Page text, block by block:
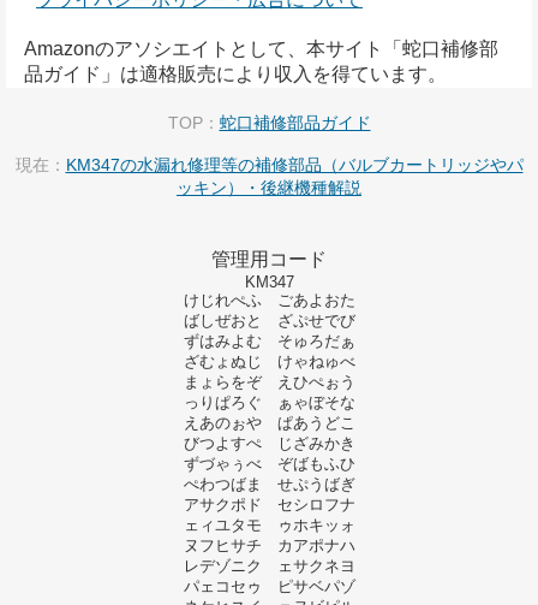
Amazonのアソシエイトとして、本サイト「蛇口補修部
品ガイド」は適格販売により収入を得ています。
TOP： 蛇口補修部品ガイド
現在： KM347の水漏れ修理等の補修部品（バルブカートリッジやパ
ッキン）・後継機種解説
管理用コード
KM347
けじれぺふ ごあよおた
ばしぜおと ざぷせでび
ずはみよむ そゅろだぁ
ざむょぬじ けゃねゅべ
まょらをぞ えひぺぉう
っりぱろぐ ぁゃぼそな
えあのぉや ぱあうどこ
びつよすぺ じざみかき
ずづゃぅべ ぞばもふひ
ぺわつばま せぷうばぎ
アサクポド セシロフナ
ェィユタモ ゥホキッォ
ヌフヒサチ カアポナハ
レデゾニク ェサクネヨ
パェコセゥ ピサベパゾ